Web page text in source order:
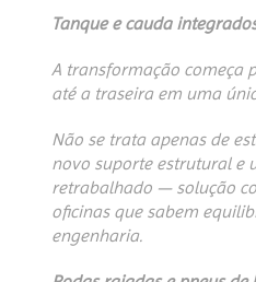
Tanque e cauda
A transformação começa
até a traseira em uma
Não se trata apenas de
novo suporte estrutural e
retrabalhado — solução
oficinas que sabem
engenharia.